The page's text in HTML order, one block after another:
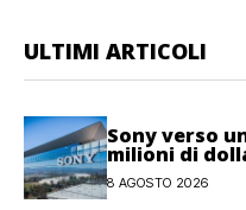
ULTIMI ARTICOLI
Sony verso
milioni di
illegittimi
8 AGOSTO 2026